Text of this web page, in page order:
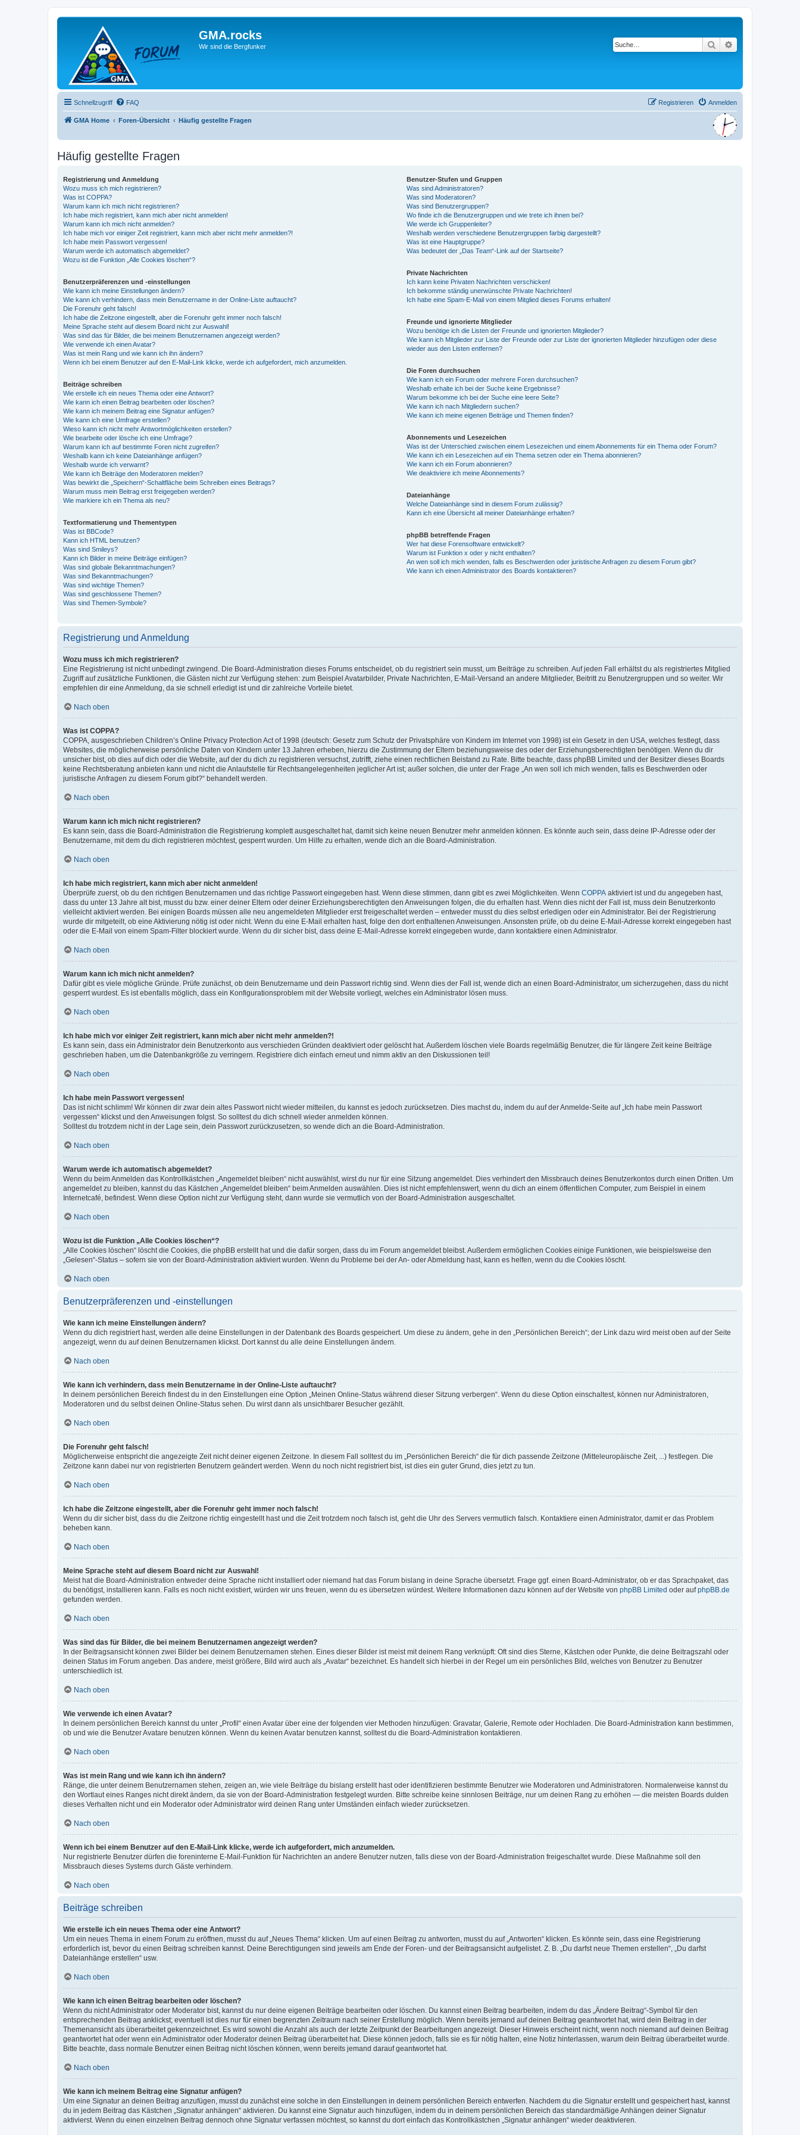
GMA.rocks
Wir sind die Bergfunker Suche
Schnellzugriff FAQ Anmelden
Registrieren
GMA Home Foren-Übersicht Häufig gestellte Fragen
Häufig gestellte Fragen
Registrierung und Anmeldung
Wozu muss ich mich registrieren?
Was ist COPPA?
Warum kann ich mich nicht registrieren?
Ich habe mich registriert, kann mich aber nicht anmelden!
Warum kann ich mich nicht anmelden?
Ich habe mich vor einiger Zeit registriert, kann mich aber nicht mehr anmelden?!
Ich habe mein Passwort vergessen!
Warum werde ich automatisch abgemeldet?
Wozu ist die Funktion „Alle Cookies löschen“?
Benutzerpräferenzen und -einstellungen
Wie kann ich meine Einstellungen ändern?
Wie kann ich verhindern, dass mein Benutzername in der Online-Liste auftaucht?
Die Forenuhr geht falsch!
Ich habe die Zeitzone eingestellt, aber die Forenuhr geht immer noch falsch!
Meine Sprache steht auf diesem Board nicht zur Auswahl!
Was sind das für Bilder, die bei meinem Benutzernamen angezeigt werden?
Wie verwende ich einen Avatar?
Was ist mein Rang und wie kann ich ihn ändern?
Wenn ich bei einem Benutzer auf den E-Mail-Link klicke, werde ich aufgefordert, mich anzumelden.
Beiträge schreiben
Wie erstelle ich ein neues Thema oder eine Antwort?
Wie kann ich einen Beitrag bearbeiten oder löschen?
Wie kann ich meinem Beitrag eine Signatur anfügen?
Wie kann ich eine Umfrage erstellen?
Wieso kann ich nicht mehr Antwortmöglichkeiten erstellen?
Wie bearbeite oder lösche ich eine Umfrage?
Warum kann ich auf bestimmte Foren nicht zugreifen?
Weshalb kann ich keine Dateianhänge anfügen?
Weshalb wurde ich verwarnt?
Wie kann ich Beiträge den Moderatoren melden?
Was bewirkt die „Speichern“-Schaltfläche beim Schreiben eines Beitrags?
Warum muss mein Beitrag erst freigegeben werden?
Wie markiere ich ein Thema als neu?
Textformatierung und Thementypen
Was ist BBCode?
Kann ich HTML benutzen?
Was sind Smileys?
Kann ich Bilder in meine Beiträge einfügen?
Was sind globale Bekanntmachungen?
Was sind Bekanntmachungen?
Was sind wichtige Themen?
Was sind geschlossene Themen?
Was sind Themen-Symbole?
Benutzer-Stufen und Gruppen
Was sind Administratoren?
Was sind Moderatoren?
Was sind Benutzergruppen?
Wo finde ich die Benutzergruppen und wie trete ich ihnen bei?
Wie werde ich Gruppenleiter?
Weshalb werden verschiedene Benutzergruppen farbig dargestellt?
Was ist eine Hauptgruppe?
Was bedeutet der „Das Team“-Link auf der Startseite?
Private Nachrichten
Ich kann keine Privaten Nachrichten verschicken!
Ich bekomme ständig unerwünschte Private Nachrichten!
Ich habe eine Spam-E-Mail von einem Mitglied dieses Forums erhalten!
Freunde und ignorierte Mitglieder
Wozu benötige ich die Listen der Freunde und ignorierten Mitglieder?
Wie kann ich Mitglieder zur Liste der Freunde oder zur Liste der ignorierten Mitglieder hinzufügen oder diese
wieder aus den Listen entfernen?
Die Foren durchsuchen
Wie kann ich ein Forum oder mehrere Foren durchsuchen?
Weshalb erhalte ich bei der Suche keine Ergebnisse?
Warum bekomme ich bei der Suche eine leere Seite?
Wie kann ich nach Mitgliedern suchen?
Wie kann ich meine eigenen Beiträge und Themen finden?
Abonnements und Lesezeichen
Was ist der Unterschied zwischen einem Lesezeichen und einem Abonnements für ein Thema oder Forum?
Wie kann ich ein Lesezeichen auf ein Thema setzen oder ein Thema abonnieren?
Wie kann ich ein Forum abonnieren?
Wie deaktiviere ich meine Abonnements?
Dateianhänge
Welche Dateianhänge sind in diesem Forum zulässig?
Kann ich eine Übersicht all meiner Dateianhänge erhalten?
phpBB betreffende Fragen
Wer hat diese Forensoftware entwickelt?
Warum ist Funktion x oder y nicht enthalten?
An wen soll ich mich wenden, falls es Beschwerden oder juristische Anfragen zu diesem Forum gibt?
Wie kann ich einen Administrator des Boards kontaktieren?
Registrierung und Anmeldung
Wozu muss ich mich registrieren?
Eine Registrierung ist nicht unbedingt zwingend. Die Board-Administration dieses Forums entscheidet, ob du registriert sein musst, um Beiträge zu schreiben. Auf jeden Fall erhältst du als registriertes Mitglied
Zugriff auf zusätzliche Funktionen, die Gästen nicht zur Verfügung stehen: zum Beispiel Avatarbilder, Private Nachrichten, E-Mail-Versand an andere Mitglieder, Beitritt zu Benutzergruppen und so weiter. Wir
empfehlen dir eine Anmeldung, da sie schnell erledigt ist und dir zahlreiche Vorteile bietet.
Nach oben
Was ist COPPA?
COPPA, ausgeschrieben Children’s Online Privacy Protection Act of 1998 (deutsch: Gesetz zum Schutz der Privatsphäre von Kindern im Internet von 1998) ist ein Gesetz in den USA, welches festlegt, dass
Websites, die möglicherweise persönliche Daten von Kindern unter 13 Jahren erheben, hierzu die Zustimmung der Eltern beziehungsweise des oder der Erziehungsberechtigten benötigen. Wenn du dir
unsicher bist, ob dies auf dich oder die Website, auf der du dich zu registrieren versuchst, zutrifft, ziehe einen rechtlichen Beistand zu Rate. Bitte beachte, dass phpBB Limited und der Besitzer dieses Boards
keine Rechtsberatung anbieten kann und nicht die Anlaufstelle für Rechtsangelegenheiten jeglicher Art ist; außer solchen, die unter der Frage „An wen soll ich mich wenden, falls es Beschwerden oder
juristische Anfragen zu diesem Forum gibt?“ behandelt werden.
Nach oben
Warum kann ich mich nicht registrieren?
Es kann sein, dass die Board-Administration die Registrierung komplett ausgeschaltet hat, damit sich keine neuen Benutzer mehr anmelden können. Es könnte auch sein, dass deine IP-Adresse oder der
Benutzername, mit dem du dich registrieren möchtest, gesperrt wurden. Um Hilfe zu erhalten, wende dich an die Board-Administration.
Nach oben
Ich habe mich registriert, kann mich aber nicht anmelden!
Überprüfe zuerst, ob du den richtigen Benutzernamen und das richtige Passwort eingegeben hast. Wenn diese stimmen, dann gibt es zwei Möglichkeiten. Wenn COPPA aktiviert ist und du angegeben hast,
dass du unter 13 Jahre alt bist, musst du bzw. einer deiner Eltern oder deiner Erziehungsberechtigten den Anweisungen folgen, die du erhalten hast. Wenn dies nicht der Fall ist, muss dein Benutzerkonto
vielleicht aktiviert werden. Bei einigen Boards müssen alle neu angemeldeten Mitglieder erst freigeschaltet werden – entweder musst du dies selbst erledigen oder ein Administrator. Bei der Registrierung
wurde dir mitgeteilt, ob eine Aktivierung nötig ist oder nicht. Wenn du eine E-Mail erhalten hast, folge den dort enthaltenen Anweisungen. Ansonsten prüfe, ob du deine E-Mail-Adresse korrekt eingegeben hast
oder die E-Mail von einem Spam-Filter blockiert wurde. Wenn du dir sicher bist, dass deine E-Mail-Adresse korrekt eingegeben wurde, dann kontaktiere einen Administrator.
Nach oben
Warum kann ich mich nicht anmelden?
Dafür gibt es viele mögliche Gründe. Prüfe zunächst, ob dein Benutzername und dein Passwort richtig sind. Wenn dies der Fall ist, wende dich an einen Board-Administrator, um sicherzugehen, dass du nicht
gesperrt wurdest. Es ist ebenfalls möglich, dass ein Konfigurationsproblem mit der Website vorliegt, welches ein Administrator lösen muss.
Nach oben
Ich habe mich vor einiger Zeit registriert, kann mich aber nicht mehr anmelden?!
Es kann sein, dass ein Administrator dein Benutzerkonto aus verschieden Gründen deaktiviert oder gelöscht hat. Außerdem löschen viele Boards regelmäßig Benutzer, die für längere Zeit keine Beiträge
geschrieben haben, um die Datenbankgröße zu verringern. Registriere dich einfach erneut und nimm aktiv an den Diskussionen teil!
Nach oben
Ich habe mein Passwort vergessen!
Das ist nicht schlimm! Wir können dir zwar dein altes Passwort nicht wieder mitteilen, du kannst es jedoch zurücksetzen. Dies machst du, indem du auf der Anmelde-Seite auf „Ich habe mein Passwort
vergessen“ klickst und den Anweisungen folgst. So solltest du dich schnell wieder anmelden können.
Solltest du trotzdem nicht in der Lage sein, dein Passwort zurückzusetzen, so wende dich an die Board-Administration.
Nach oben
Warum werde ich automatisch abgemeldet?
Wenn du beim Anmelden das Kontrollkästchen „Angemeldet bleiben“ nicht auswählst, wirst du nur für eine Sitzung angemeldet. Dies verhindert den Missbrauch deines Benutzerkontos durch einen Dritten. Um
angemeldet zu bleiben, kannst du das Kästchen „Angemeldet bleiben“ beim Anmelden auswählen. Dies ist nicht empfehlenswert, wenn du dich an einem öffentlichen Computer, zum Beispiel in einem
Internetcafé, befindest. Wenn diese Option nicht zur Verfügung steht, dann wurde sie vermutlich von der Board-Administration ausgeschaltet.
Nach oben
Wozu ist die Funktion „Alle Cookies löschen“?
„Alle Cookies löschen“ löscht die Cookies, die phpBB erstellt hat und die dafür sorgen, dass du im Forum angemeldet bleibst. Außerdem ermöglichen Cookies einige Funktionen, wie beispielsweise den
„Gelesen“-Status – sofern sie von der Board-Administration aktiviert wurden. Wenn du Probleme bei der An- oder Abmeldung hast, kann es helfen, wenn du die Cookies löscht.
Nach oben
Benutzerpräferenzen und -einstellungen
Wie kann ich meine Einstellungen ändern?
Wenn du dich registriert hast, werden alle deine Einstellungen in der Datenbank des Boards gespeichert. Um diese zu ändern, gehe in den „Persönlichen Bereich“; der Link dazu wird meist oben auf der Seite
angezeigt, wenn du auf deinen Benutzernamen klickst. Dort kannst du alle deine Einstellungen ändern.
Nach oben
Wie kann ich verhindern, dass mein Benutzername in der Online-Liste auftaucht?
In deinem persönlichen Bereich findest du in den Einstellungen eine Option „Meinen Online-Status während dieser Sitzung verbergen“. Wenn du diese Option einschaltest, können nur Administratoren,
Moderatoren und du selbst deinen Online-Status sehen. Du wirst dann als unsichtbarer Besucher gezählt.
Nach oben
Die Forenuhr geht falsch!
Möglicherweise entspricht die angezeigte Zeit nicht deiner eigenen Zeitzone. In diesem Fall solltest du im „Persönlichen Bereich“ die für dich passende Zeitzone (Mitteleuropäische Zeit, ...) festlegen. Die
Zeitzone kann dabei nur von registrierten Benutzern geändert werden. Wenn du noch nicht registriert bist, ist dies ein guter Grund, dies jetzt zu tun.
Nach oben
Ich habe die Zeitzone eingestellt, aber die Forenuhr geht immer noch falsch!
Wenn du dir sicher bist, dass du die Zeitzone richtig eingestellt hast und die Zeit trotzdem noch falsch ist, geht die Uhr des Servers vermutlich falsch. Kontaktiere einen Administrator, damit er das Problem
beheben kann.
Nach oben
Meine Sprache steht auf diesem Board nicht zur Auswahl!
Meist hat die Board-Administration entweder deine Sprache nicht installiert oder niemand hat das Forum bislang in deine Sprache übersetzt. Frage ggf. einen Board-Administrator, ob er das Sprachpaket, das
du benötigst, installieren kann. Falls es noch nicht existiert, würden wir uns freuen, wenn du es übersetzen würdest. Weitere Informationen dazu können auf der Website von phpBB Limited oder aufphpBB.de
gefunden werden.
Nach oben
Was sind das für Bilder, die bei meinem Benutzernamen angezeigt werden?
In der Beitragsansicht können zwei Bilder bei deinem Benutzernamen stehen. Eines dieser Bilder ist meist mit deinem Rang verknüpft: Oft sind dies Sterne, Kästchen oder Punkte, die deine Beitragszahl oder
deinen Status im Forum angeben. Das andere, meist größere, Bild wird auch als „Avatar“ bezeichnet. Es handelt sich hierbei in der Regel um ein persönliches Bild, welches von Benutzer zu Benutzer
unterschiedlich ist.
Nach oben
Wie verwende ich einen Avatar?
In deinem persönlichen Bereich kannst du unter „Profil“ einen Avatar über eine der folgenden vier Methoden hinzufügen: Gravatar, Galerie, Remote oder Hochladen. Die Board-Administration kann bestimmen,
ob und wie die Benutzer Avatare benutzen können. Wenn du keinen Avatar benutzen kannst, solltest du die Board-Administration kontaktieren.
Nach oben
Was ist mein Rang und wie kann ich ihn ändern?
Ränge, die unter deinem Benutzernamen stehen, zeigen an, wie viele Beiträge du bislang erstellt hast oder identifizieren bestimmte Benutzer wie Moderatoren und Administratoren. Normalerweise kannst du
den Wortlaut eines Ranges nicht direkt ändern, da sie von der Board-Administration festgelegt wurden. Bitte schreibe keine sinnlosen Beiträge, nur um deinen Rang zu erhöhen — die meisten Boards dulden
dieses Verhalten nicht und ein Moderator oder Administrator wird deinen Rang unter Umständen einfach wieder zurücksetzen.
Nach oben
Wenn ich bei einem Benutzer auf den E-Mail-Link klicke, werde ich aufgefordert, mich anzumelden.
Nur registrierte Benutzer dürfen die foreninterne E-Mail-Funktion für Nachrichten an andere Benutzer nutzen, falls diese von der Board-Administration freigeschaltet wurde. Diese Maßnahme soll den
Missbrauch dieses Systems durch Gäste verhindern.
Nach oben
Beiträge schreiben
Wie erstelle ich ein neues Thema oder eine Antwort?
Um ein neues Thema in einem Forum zu eröffnen, musst du auf „Neues Thema“ klicken. Um auf einen Beitrag zu antworten, musst du auf „Antworten“ klicken. Es könnte sein, dass eine Registrierung
erforderlich ist, bevor du einen Beitrag schreiben kannst. Deine Berechtigungen sind jeweils am Ende der Foren- und der Beitragsansicht aufgelistet. Z. B. „Du darfst neue Themen erstellen“, „Du darfst
Dateianhänge erstellen“ usw.
Nach oben
Wie kann ich einen Beitrag bearbeiten oder löschen?
Wenn du nicht Administrator oder Moderator bist, kannst du nur deine eigenen Beiträge bearbeiten oder löschen. Du kannst einen Beitrag bearbeiten, indem du das „Ändere Beitrag“-Symbol für den
entsprechenden Beitrag anklickst; eventuell ist dies nur für einen begrenzten Zeitraum nach seiner Erstellung möglich. Wenn bereits jemand auf deinen Beitrag geantwortet hat, wird dein Beitrag in der
Themenansicht als überarbeitet gekennzeichnet. Es wird sowohl die Anzahl als auch der letzte Zeitpunkt der Bearbeitungen angezeigt. Dieser Hinweis erscheint nicht, wenn noch niemand auf deinen Beitrag
geantwortet hat oder wenn ein Administrator oder Moderator deinen Beitrag überarbeitet hat. Diese können jedoch, falls sie es für nötig halten, eine Notiz hinterlassen, warum dein Beitrag überarbeitet wurde.
Bitte beachte, dass normale Benutzer einen Beitrag nicht löschen können, wenn bereits jemand darauf geantwortet hat.
Nach oben
Wie kann ich meinem Beitrag eine Signatur anfügen?
Um eine Signatur an deinen Beitrag anzufügen, musst du zunächst eine solche in den Einstellungen in deinem persönlichen Bereich entwerfen. Nachdem du die Signatur erstellt und gespeichert hast, kannst
du in jedem Beitrag das Kästchen „Signatur anhängen“ aktivieren. Du kannst eine Signatur auch hinzufügen, indem du in deinem persönlichen Bereich das standardmäßige Anhängen deiner Signatur
aktivierst. Wenn du einen einzelnen Beitrag dennoch ohne Signatur verfassen möchtest, so kannst du dort einfach das Kontrollkästchen „Signatur anhängen“ wieder deaktivieren.